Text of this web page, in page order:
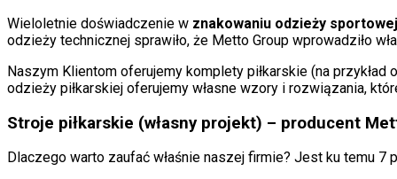
Wieloletnie doświadczenie w znakowaniu odzieży
odzieży technicznej sprawiło, że Metto Group wprowadziło
Naszym Klientom oferujemy komplety piłkarskie (na przykład
odzieży piłkarskiej oferujemy własne wzory i rozwiązania,
Stroje piłkarskie (własny projekt) – producent
Dlaczego warto zaufać właśnie naszej firmie? Jest ku temu 7